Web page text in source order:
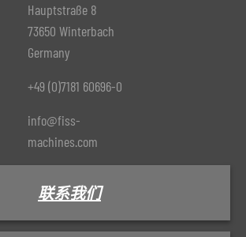
Hauptstraße 8
73650 Winterbach
Germany
+49 (0)7181 60696-0
info@fiss-
machines.com
联系我们